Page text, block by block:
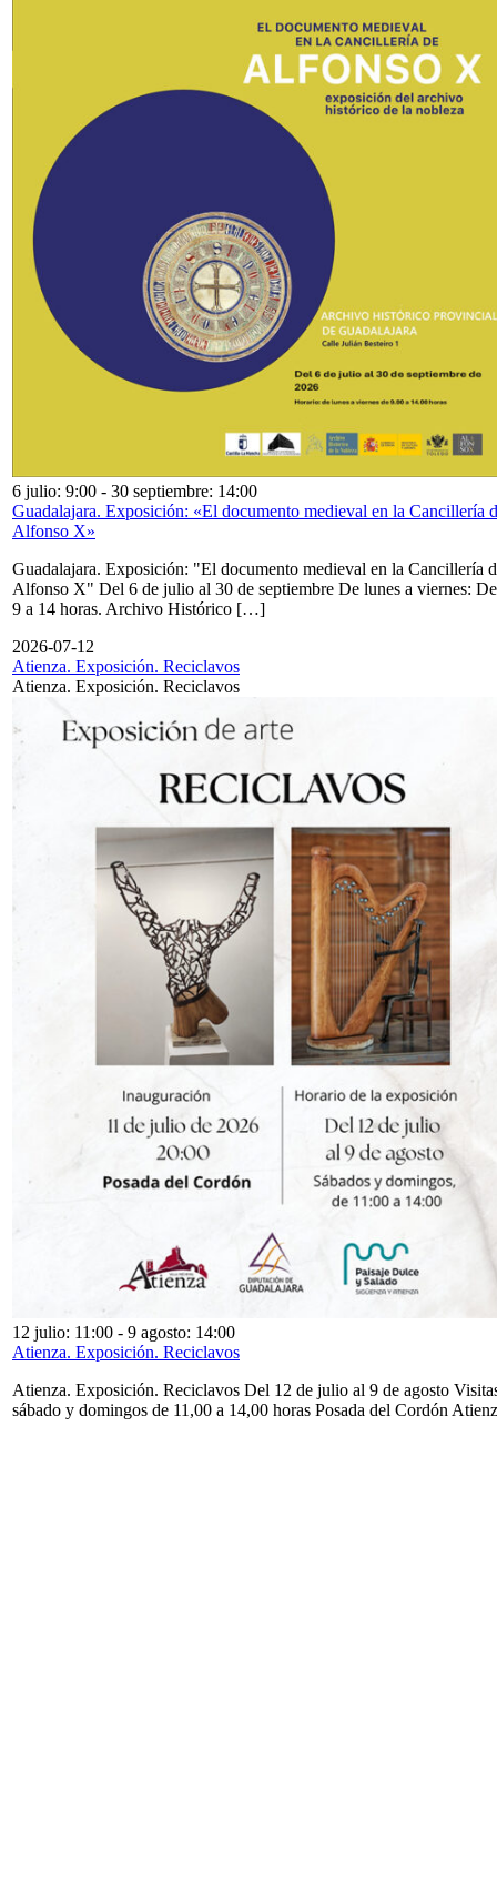
6 julio: 9:00 - 30 septiembre: 14:00
Guadalajara. Exposición: «El documento medieval en la Cancillería
Alfonso X»
Guadalajara. Exposición: "El documento medieval en la Cancillería
Alfonso X" Del 6 de julio al 30 de septiembre De lunes a viernes: De
9 a 14 horas. Archivo Histórico […]
2026-07-12
Atienza. Exposición. Reciclavos
Atienza. Exposición. Reciclavos
12 julio: 11:00 - 9 agosto: 14:00
Atienza. Exposición. Reciclavos
Atienza. Exposición. Reciclavos Del 12 de julio al 9 de agosto
sábado y domingos de 11,00 a 14,00 horas Posada del Cordón